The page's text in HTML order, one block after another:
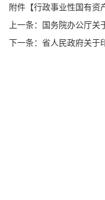
附件【行政事业性国有资
上一条： 国务院办公厅关
下一条： 省人民政府关于